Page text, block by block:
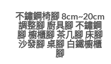
不鏽鋼椅腳 8cm~20cm
調整腳 廚具腳 不鏽鋼
腳 櫥櫃腳 茶几腳 床腳
沙發腳 桌腳 白鐵櫥櫃
腳